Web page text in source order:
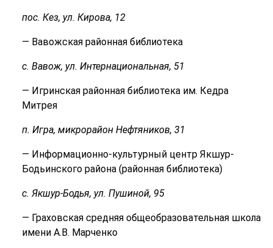
пос. Кез, ул. Кирова, 12
— Вавожская районная библиотека
с. Вавож, ул. Интернациональная, 51
— Игринская районная библиотека им. Кедра
Митрея
п. Игра, микрорайон Нефтяников, 31
— Информационно-культурный центр Якшур-
Бодьинского района (районная библиотека)
с. Якшур-Бодья, ул. Пушиной, 95
— Граховская средняя общеобразовательная школа
имени А.В. Марченко